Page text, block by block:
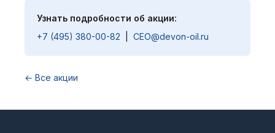
Узнать подробности об акции:
+7 (495) 380-00-82
CEO@devon-oil.ru
← Все акции